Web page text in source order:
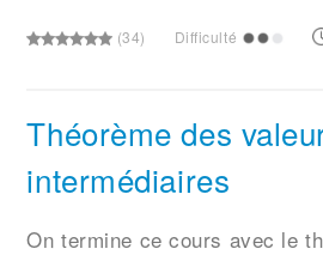
(34) Difficulté
Théorème des
intermédiaires
On termine ce cours avec le